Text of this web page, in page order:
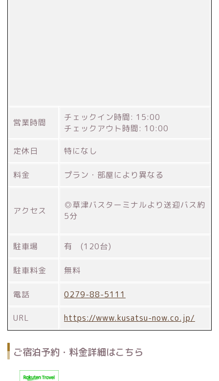
営業時間
チェックイン時間: 15:00
チェックアウト時間: 10:00
定休日 特になし
料金 プラン・部屋により異なる
アクセス
◎草津バスターミナルより送迎バス約
5分
駐車場 有 (120台)
駐車料金 無料
電話 0279-88-5111
URL https://www.kusatsu-now.co.jp/
ご宿泊予約・料金詳細はこちら